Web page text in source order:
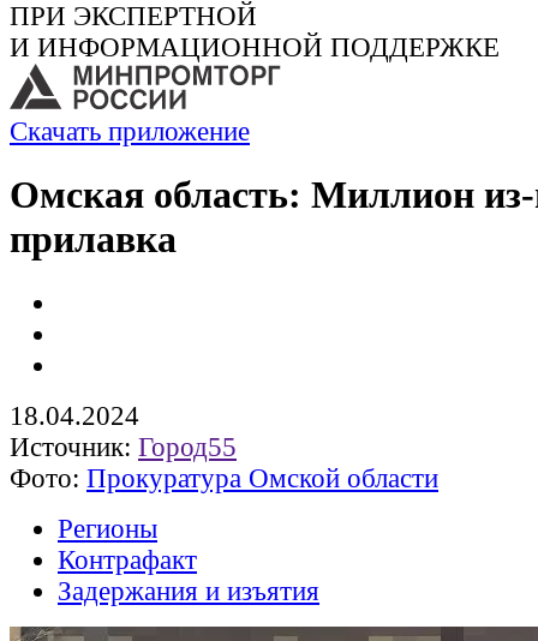
ПРИ ЭКСПЕРТНОЙ
И ИНФОРМАЦИОННОЙ ПОДДЕРЖКЕ
Скачать приложение
Омская область: Миллион
прилавка
18.04.2024
Источник: Город55
Фото: Прокуратура Омской области
Регионы
Контрафакт
Задержания и изъятия